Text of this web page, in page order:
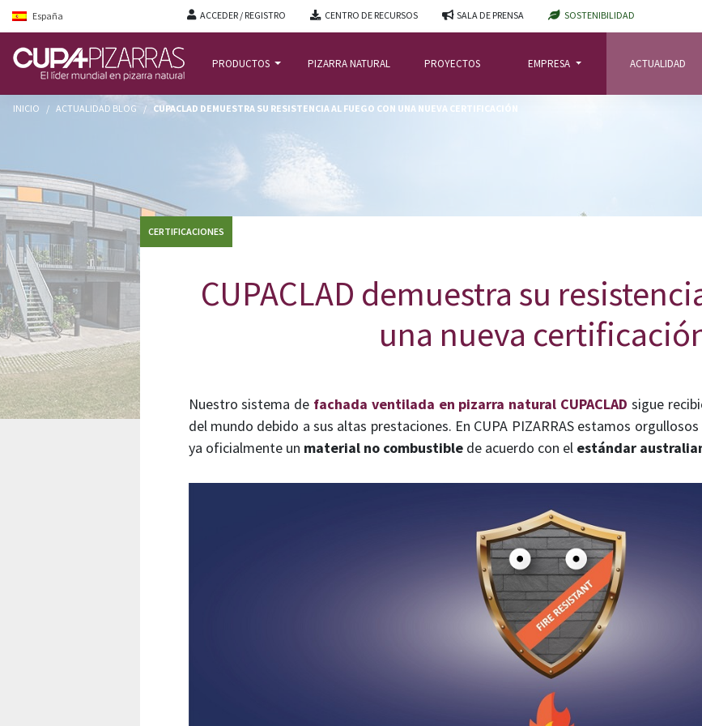
España ACCEDER / REGISTRO CENTRO DE RECURSOS SALA DE PRENSA SOSTENIBILIDAD
PRODUCTOS PIZARRA NATURAL PROYECTOS EMPRESA ACTUALIDAD
INICIO / ACTUALIDAD BLOG / CUPACLAD DEMUESTRA SU RESISTENCIA AL FUEGO CON UNA NUEVA CERTIFICACIÓN
CERTIFICACIONES
CUPACLAD demuestra su
una nueva
Nuestro sistema de fachada ventilada en pizarra natural CUPACLAD sigue
del mundo debido a sus altas prestaciones. En CUPA PIZARRAS estamos orgullosos
ya oficialmente un material no combustiblede acuerdo con el estándar